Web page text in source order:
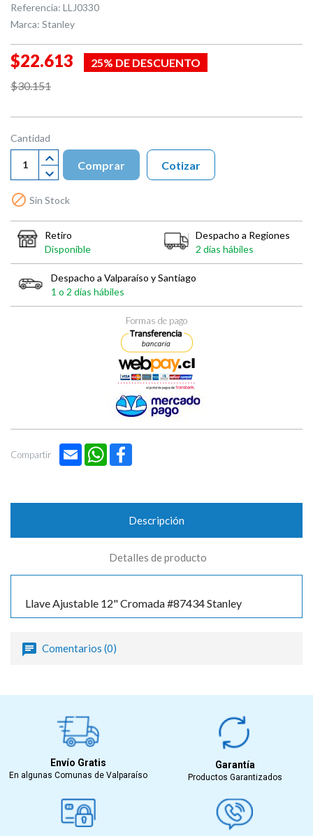
Referencia: LLJ0330
Marca: Stanley
$22.613
25% DE DESCUENTO
$30.151
Cantidad
Comprar
 Sin Stock
Cotizar
Retiro
Disponible
Despacho a Regiones
2 días hábiles
Despacho a Valparaíso y Santiago
1 o 2 días hábiles
Formas de pago
Compartir Email WhatsApp
Descripción
Detalles de producto
Llave Ajustable 12" Cromada #87434 Stanley
Comentarios (0)
Envío Gratis
En algunas Comunas de Valparaíso
Garantía
Productos Garantizados